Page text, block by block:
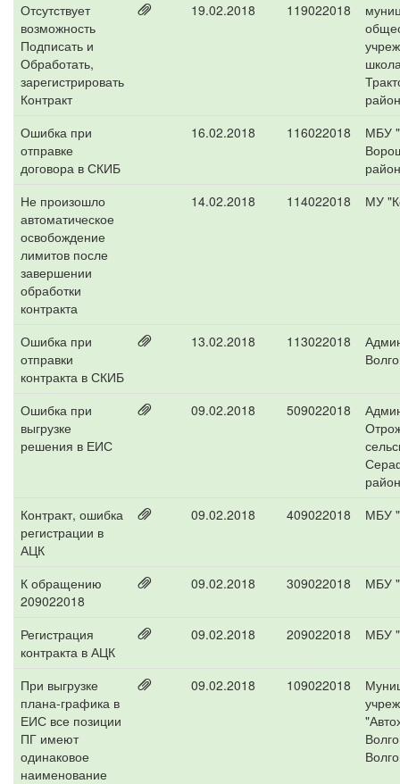
Отсутствует
возможность
Подписать и
Обработать,
зарегистрировать
Контракт
19.02.2018 119022018
Ошибка при
отправке
договора в СКИБ
16.02.2018 116022018
МБУ
Не произошло
автоматическое
освобождение
лимитов после
завершении
обработки
контракта
14.02.2018 114022018 МУ
Ошибка при
отправки
контракта в СКИБ
13.02.2018 113022018
Ошибка при
выгрузке
решения в ЕИС
09.02.2018 509022018
район
Контракт, ошибка
регистрации в
АЦК
09.02.2018 409022018 МБУ
К обращению
209022018
09.02.2018 309022018 МБУ
Регистрация
контракта в АЦК
09.02.2018 209022018 МБУ
При выгрузке
плана-графика в
ЕИС все позиции
ПГ имеют
одинаковое
наименование
09.02.2018 109022018